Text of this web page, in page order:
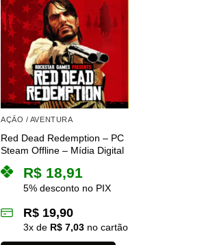
AÇÃO / AVENTURA
Red Dead Redemption – PC
Steam Offline – Mídia Digital
R$ 18,91
5% desconto no PIX
R$ 19,90
3x de R$ 7,03 no cartão